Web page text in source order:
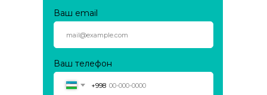
Ваш email
Ваш телефон
+998